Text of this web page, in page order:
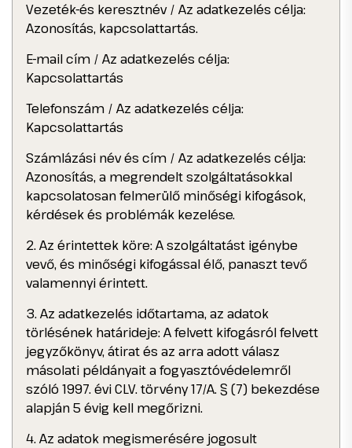
Vezeték-és keresztnév / Az adatkezelés célja:
Azonosítás, kapcsolattartás.
E-mail cím / Az adatkezelés célja:
Kapcsolattartás
Telefonszám / Az adatkezelés célja:
Kapcsolattartás
Számlázási név és cím / Az adatkezelés célja:
Azonosítás, a megrendelt szolgáltatásokkal
kapcsolatosan felmerülő minőségi kifogások,
kérdések és problémák kezelése.
2. Az érintettek köre: A szolgáltatást igénybe
vevő, és minőségi kifogással élő, panaszt tevő
valamennyi érintett.
3. Az adatkezelés időtartama, az adatok
törlésének határideje: A felvett kifogásról felvett
jegyzőkönyv, átirat és az arra adott válasz
másolati példányait a fogyasztóvédelemről
szóló 1997. évi CLV. törvény 17/A. § (7) bekezdése
alapján 5 évig kell megőrizni.
4. Az adatok megismerésére jogosult